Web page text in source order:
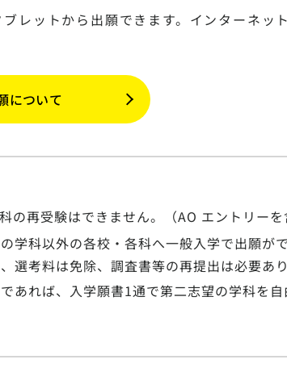
レットから出願できます。インターネッ
について
の再受験はできません。（AO エントリーを
学科以外の各校・各科へ一般入学で出願が
選考料は免除、調査書等の再提出は必要あり
あれば、入学願書1通で第二志望の学科を